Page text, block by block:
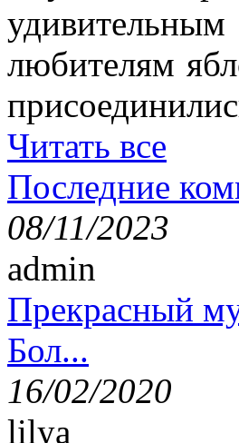
любителям
Читать все
Последние
08/11/2023
admin
Прекрасный
Бол...
16/02/2020
lilya